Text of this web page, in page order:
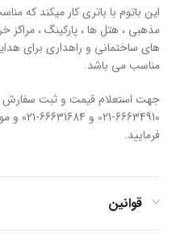
این باتوم با باتری کار میکند که
مذهبی ، هتل ها ، پارکینگ ، مراکز
های ساختمانی و راهداری برای
مناسب می باشد.
جهت استعلام قیمت و ثبت سفارش
فرمایید.
قوانین